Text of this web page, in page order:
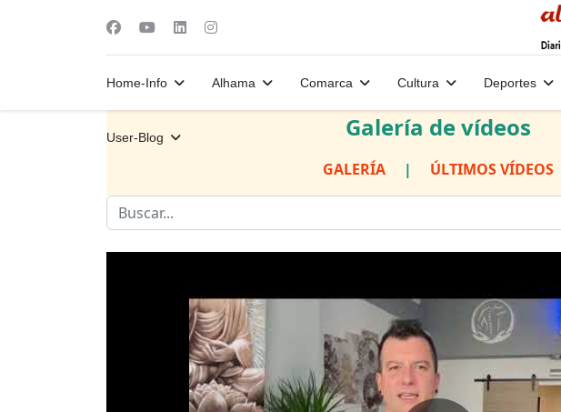
Home-Info Alhama Comarca Cultura Deportes
User-Blog Galería de vídeos
GALERÍA | ÚLTIMOS VÍDEOS